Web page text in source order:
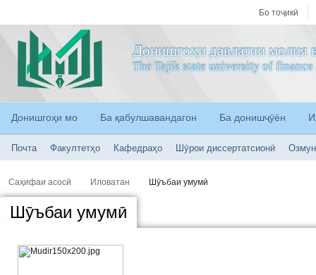
Бо тоҷикӣ
Донишгоҳи давлатии молия
The Tajik state university of finance
Донишгоҳи мо Ба қабулшавандагон Ба донишҷӯён
Почта Факултетҳо Кафедраҳо Шӯрои диссертатсионӣ
Саҳифаи асосӣ Иловатан Шӯъбаи умумӣ
Шӯъбаи умумӣ